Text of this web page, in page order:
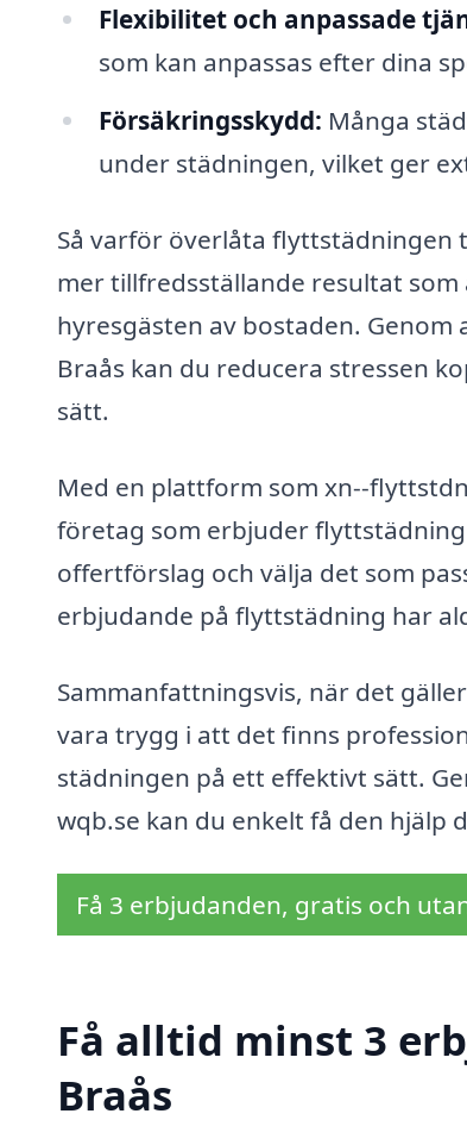
Flexibilitet och anpassade
som kan anpassas efter dina
Försäkringsskydd: Många
under städningen, vilket ger
Så varför överlåta flyttstädningen
mer tillfredsställande resultat
hyresgästen av bostaden.
Braås kan du reducera stressen
sätt.
Med en plattform som xn--
företag som erbjuder
offertförslag och välja det som
erbjudande på flyttstädning har
Sammanfattningsvis, när det
vara trygg i att det finns
städningen på ett effektivt sätt.
wqb.se kan du enkelt få den hjälp
Få 3 erbjudanden, gratis och
Få alltid minst 3
Braås